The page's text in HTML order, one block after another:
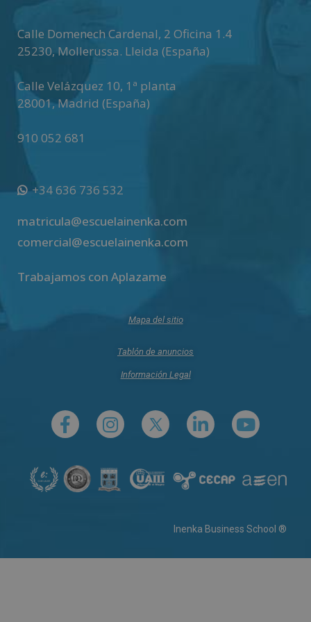
v
e
:
Calle Domenech Cardenal, 2 Oficina 1.4
25230, Mollerussa. Lleida (España)
Calle Velázquez 10, 1ª planta
28001,Madrid (España)
910 052 681
+34 636 736 532
matricula@escuelainenka.com
comercial@escuelainenka.com
Trabajamos con Aplazame
Mapa del sitio
Tablón de anuncios
Información Legal
Inenka Business School ®